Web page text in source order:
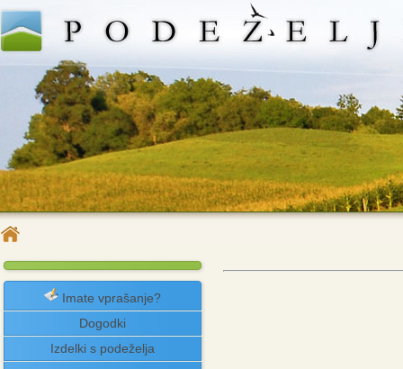
Imate vprašanje?
Dogodki
Izdelki s podeželja